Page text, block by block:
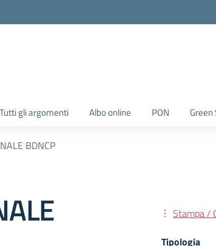
Tutti gli argomenti Albo online PON Green
BDNCP
Stampa /
Tipologia